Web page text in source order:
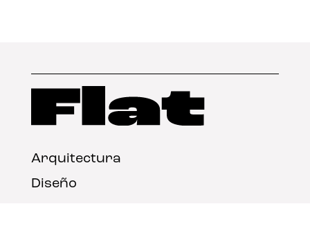
Arquitectura
Diseño